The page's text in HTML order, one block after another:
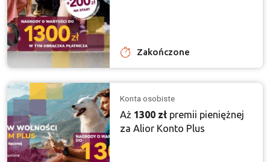
Zakończone
Konta osobiste
Aż 1300 zł premii pieniężnej
za Alior Konto Plus